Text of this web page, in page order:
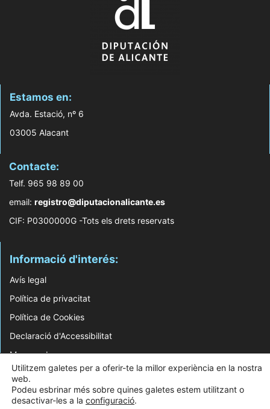
Estamos en:
Avda. Estació, nº 6
03005 Alacant
Contacte:
Telf. 965 98 89 00
email: registro@diputacionalicante.es
CIF: P0300000G -Tots els drets reservats
Informació d'interés:
Avís legal
Política de privacitat
Política de Cookies
Declaració d'Accessibilitat
Mapa web
© 2026 Web Desenvolupada pel Servei d'Informàtica de Diputació d'Alacant
Utilitzem galetes per a oferir-te la millor experiència en la nostra
web.
Podeu esbrinar més sobre quines galetes estem utilitzant o
desactivar-les a la configuració.